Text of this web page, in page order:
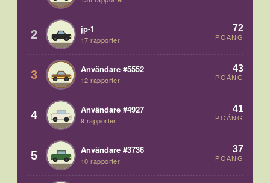
2 jp-1
17 rapporter
72
POÄNG
3 Användare #5552
12 rapporter
43
POÄNG
4 Användare #4927
9 rapporter
41
POÄNG
5 Användare #3736
10 rapporter
37
POÄNG